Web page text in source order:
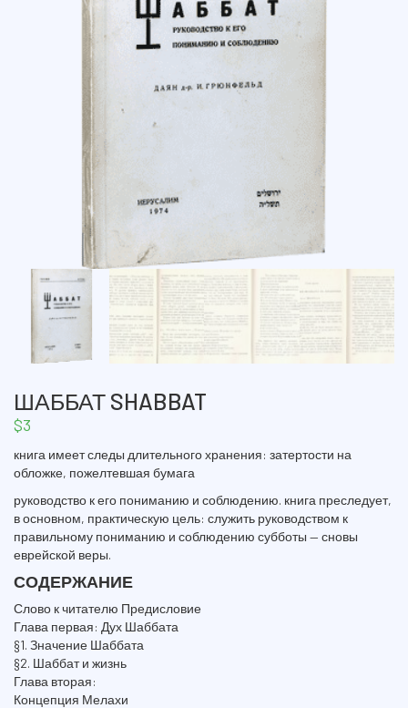
ШАББАТ SHABBAT
$3
книга имеет следы длительного хранения: затертости на
обложке, пожелтевшая бумага
руководство к его пониманию и соблюдению. книга преследует,
в основном, практическую цель: служить руководством к
правильному пониманию и соблюдению субботы — сновы
еврейской веры.
СОДЕРЖАНИЕ
Слово к читателю Предисловие
Глава первая: Дух Шаббата
§1. Значение Шаббата
§2. Шаббат и жизнь
Глава вторая:
Концепция Мелахи